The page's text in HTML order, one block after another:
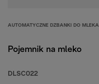
AUTOMATYCZNE DZBANKI DO MLEKA
Pojemnik na mleko
DLSC022